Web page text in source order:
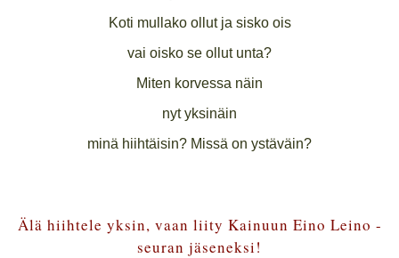
Koti mullako ollut ja sisko ois
vai oisko se ollut unta?
Miten korvessa näin
nyt yksinäin
minä hiihtäisin? Missä on ystäväin?
Älä hiihtele yksin, vaan liity Kainuun Eino Leino -
seuran jäseneksi!